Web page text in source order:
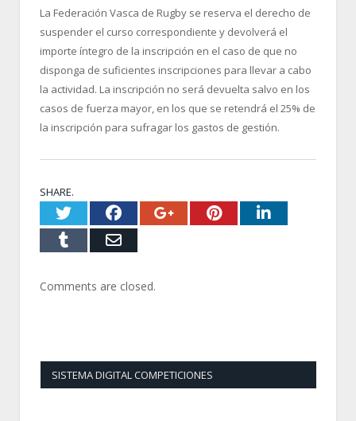
La Federación Vasca de Rugby se reserva el derecho de
suspender el curso correspondiente y devolverá el
importe íntegro de la inscripción en el caso de que no
disponga de suficientes inscripciones para llevar a cabo
la actividad. La inscripción no será devuelta salvo en los
casos de fuerza mayor, en los que se retendrá el 25% de
la inscripción para sufragar los gastos de gestión.
SHARE.
TwitterFacebookGoogle+Pinterest
TumblrEmail
Comments are closed.
SISTEMA DIGITAL COMPETICIONES